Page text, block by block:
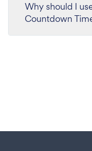
Why should I
Countdown